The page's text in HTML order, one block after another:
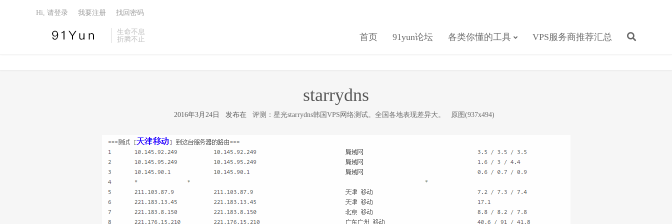
生命不息
折腾不止
首页 91yun论坛 各类你懂的工具 VPS服务商推荐汇总
Hi, 请登录 我要注册 找回密码
starrydns
2016年3月24日 发布在 评测：星光starrydns韩国VPS网络测试。全国各地表现差异大。 原图(937x494)